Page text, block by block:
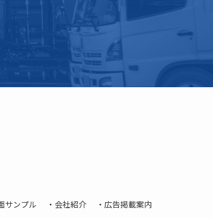
サンプル 会社紹介 広告掲載案内